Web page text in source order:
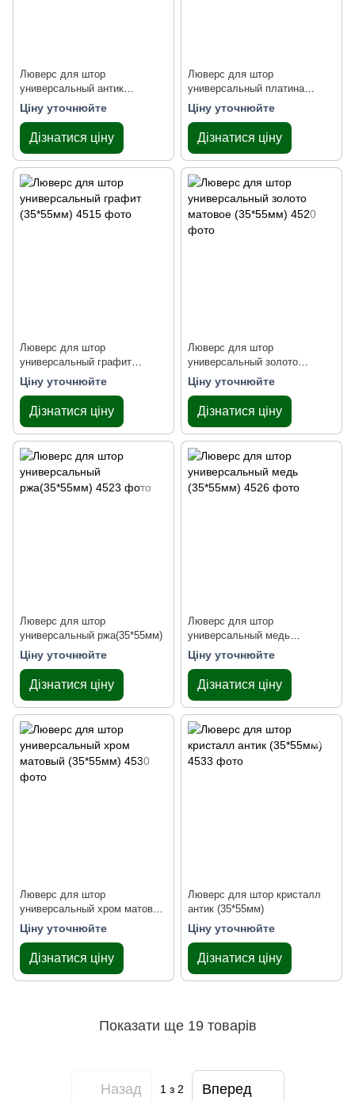
Люверс для штор
универсальный антик
(35*55мм)
Ціну уточнюйте
Дізнатися ціну
Люверс для штор
универсальный платина
(35*55мм)
Ціну уточнюйте
Дізнатися ціну
Люверс для штор
универсальный графит
(35*55мм)
Ціну уточнюйте
Дізнатися ціну
Люверс для штор
универсальный золото
матовое (35*55мм)
Ціну уточнюйте
Дізнатися ціну
Люверс для штор
универсальный ржа(35*55мм)
Ціну уточнюйте
Дізнатися ціну
Люверс для штор
универсальный медь
(35*55мм)
Ціну уточнюйте
Дізнатися ціну
Люверс для штор
универсальный хром матовый
(35*55мм)
Ціну уточнюйте
Дізнатися ціну
Люверс для штор кристалл
антик (35*55мм)
Ціну уточнюйте
Дізнатися ціну
Показати ще 19 товарів
Назад 1з 2 Вперед